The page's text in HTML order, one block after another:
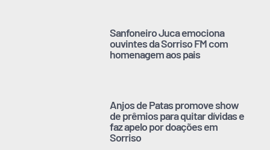
Sanfoneiro Juca emociona
ouvintes da Sorriso FM com
homenagem aos pais
Anjos de Patas promove show
de prêmios para quitar dívidas e
faz apelo por doações em
Sorriso